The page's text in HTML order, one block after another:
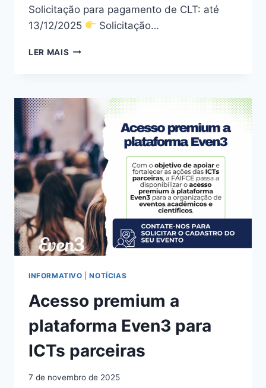
Solicitação para pagamento de CLT: até
13/12/2025
Solicitação…
LER MAIS
INFORMATIVO |NOTÍCIAS
Acesso premium a
plataforma Even3 para
ICTs parceiras
7 de novembro de 2025